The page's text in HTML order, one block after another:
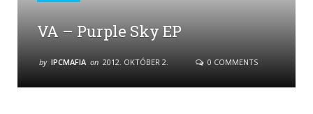
VA – Purple Sky EP
by IPCMAFIA on 2012. OKTÓBER 2. 0 COMMENTS